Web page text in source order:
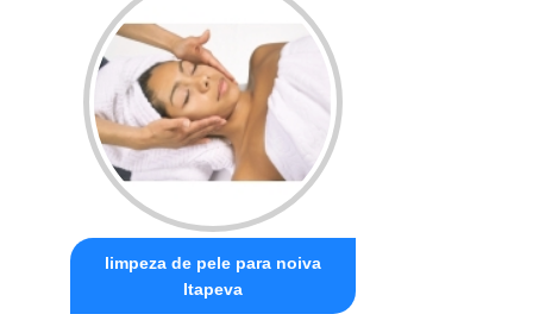
limpeza de pele para noiva
Itapeva